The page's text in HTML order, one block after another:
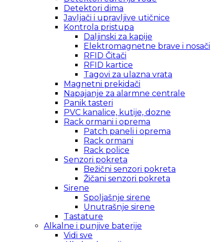
Detektori dima
Javljači i upravljive utičnice
Kontrola pristupa
Daljinski za kapije
Elektromagnetne brave i nosači
RFID Čitači
RFID kartice
Tagovi za ulazna vrata
Magnetni prekidači
Napajanje za alarmne centrale
Panik tasteri
PVC kanalice, kutije, dozne
Rack ormani i oprema
Patch paneli i oprema
Rack ormani
Rack police
Senzori pokreta
Bežični senzori pokreta
Žičani senzori pokreta
Sirene
Spoljašnje sirene
Unutrašnje sirene
Tastature
Alkalne i punjive baterije
Vidi sve